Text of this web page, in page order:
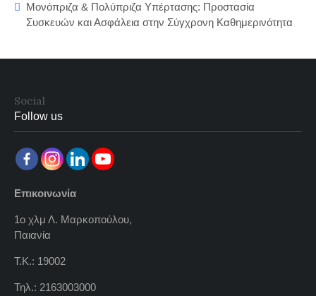
Μονόπριζα & Πολύπριζα Υπέρτασης: Προστασία
Συσκευών και Ασφάλεια στην Σύγχρονη Καθημερινότητα
Social
Follow us
Επικοινωνία
1ο χλμ Λ. Μαρκοπούλου,
Παιανία
Τ.Κ.: 19002
Τηλ.: 2163003000